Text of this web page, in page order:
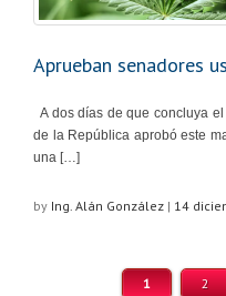
Aprueban senadores
A dos días de que concluya
de la República aprobó este
una […]
by Ing. Alán González | 14
1 2